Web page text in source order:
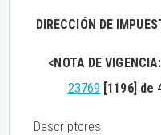
DIRECCIÓN DE
<NOTA DE
23769 [1196] de
Descriptores